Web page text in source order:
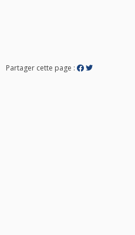
Partager cette page :